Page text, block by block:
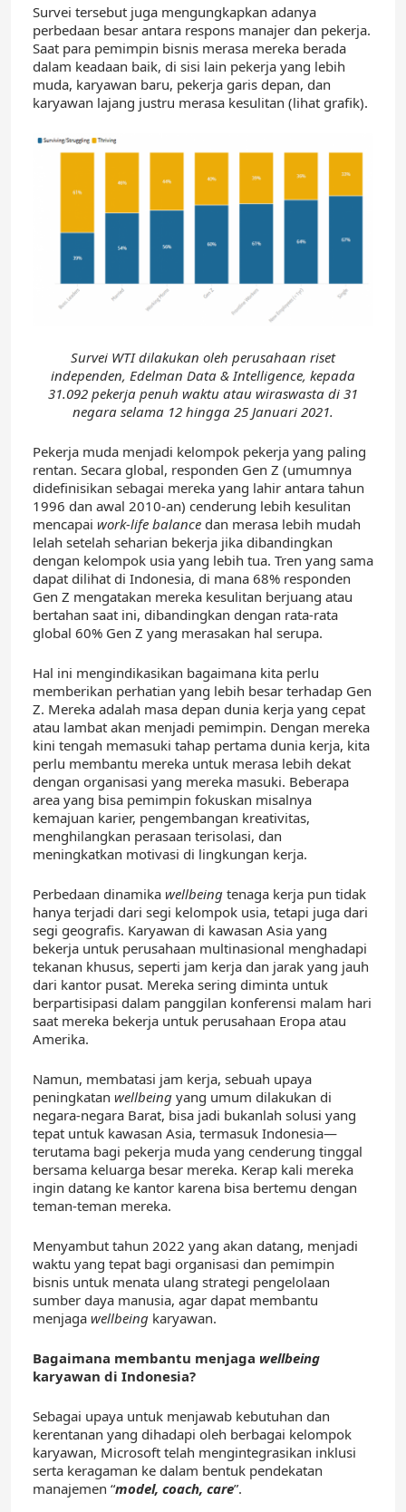
Survei tersebut juga mengungkapkan adanya
perbedaan besar antara respons manajer dan pekerja.
Saat para pemimpin bisnis merasa mereka berada
dalam keadaan baik, di sisi lain pekerja yang lebih
muda, karyawan baru, pekerja garis depan, dan
karyawan lajang justru merasa kesulitan (lihat grafik).
Survei WTI dilakukan oleh perusahaan riset
independen, Edelman Data & Intelligence, kepada
31.092 pekerja penuh waktu atau wiraswasta di 31
negara selama 12 hingga 25 Januari 2021.
Pekerja muda menjadi kelompok pekerja yang paling
rentan. Secara global, responden Gen Z (umumnya
didefinisikan sebagai mereka yang lahir antara tahun
1996 dan awal 2010-an) cenderung lebih kesulitan
mencapai work-life balance dan merasa lebih mudah
lelah setelah seharian bekerja jika dibandingkan
dengan kelompok usia yang lebih tua. Tren yang sama
dapat dilihat di Indonesia, di mana 68% responden
Gen Z mengatakan mereka kesulitan berjuang atau
bertahan saat ini, dibandingkan dengan rata-rata
global 60% Gen Z yang merasakan hal serupa.
Hal ini mengindikasikan bagaimana kita perlu
memberikan perhatian yang lebih besar terhadap Gen
Z. Mereka adalah masa depan dunia kerja yang cepat
atau lambat akan menjadi pemimpin. Dengan mereka
kini tengah memasuki tahap pertama dunia kerja, kita
perlu membantu mereka untuk merasa lebih dekat
dengan organisasi yang mereka masuki. Beberapa
area yang bisa pemimpin fokuskan misalnya
kemajuan karier, pengembangan kreativitas,
menghilangkan perasaan terisolasi, dan
meningkatkan motivasi di lingkungan kerja.
Perbedaan dinamika wellbeing tenaga kerja pun tidak
hanya terjadi dari segi kelompok usia, tetapi juga dari
segi geografis. Karyawan di kawasan Asia yang
bekerja untuk perusahaan multinasional menghadapi
tekanan khusus, seperti jam kerja dan jarak yang jauh
dari kantor pusat. Mereka sering diminta untuk
berpartisipasi dalam panggilan konferensi malam hari
saat mereka bekerja untuk perusahaan Eropa atau
Amerika.
Namun, membatasi jam kerja, sebuah upaya
peningkatan wellbeing yang umum dilakukan di
negara-negara Barat, bisa jadi bukanlah solusi yang
tepat untuk kawasan Asia, termasuk Indonesia—
terutama bagi pekerja muda yang cenderung tinggal
bersama keluarga besar mereka. Kerap kali mereka
ingin datang ke kantor karena bisa bertemu dengan
teman-teman mereka.
Menyambut tahun 2022 yang akan datang, menjadi
waktu yang tepat bagi organisasi dan pemimpin
bisnis untuk menata ulang strategi pengelolaan
sumber daya manusia, agar dapat membantu
menjaga wellbeing karyawan.
Bagaimana membantu menjaga wellbeing
karyawan di Indonesia?
Sebagai upaya untuk menjawab kebutuhan dan
kerentanan yang dihadapi oleh berbagai kelompok
karyawan, Microsoft telah mengintegrasikan inklusi
serta keragaman ke dalam bentuk pendekatan
manajemen “model, coach, care”.